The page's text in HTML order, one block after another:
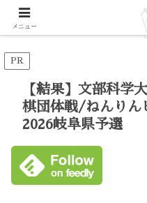
PR
【結果】文部科学
棋団体戦/ねんりん
2026岐阜県予選
メニュー